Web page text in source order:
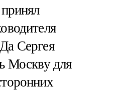
Сергея
Москву для